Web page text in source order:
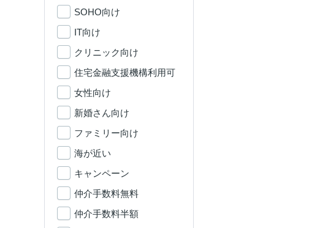
SOHO向け
IT向け
クリニック向け
住宅金融支援機構利用可
女性向け
新婚さん向け
ファミリー向け
海が近い
キャンペーン
仲介手数料無料
仲介手数料半額